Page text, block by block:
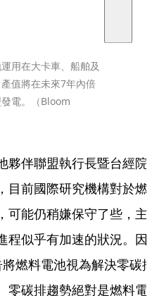
用在大卡車、船舶及
值將在未來7年內倍
電。（Bloom
夥伴聯盟執行長暨台經院
目前國際研究機構對於燃
可能仍稍嫌保守了些，主
程似乎有加速的狀況。因
燃料電池視為解決零碳
零碳排趨勢絕對是燃料電